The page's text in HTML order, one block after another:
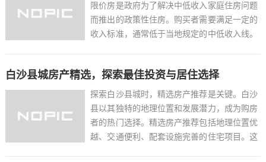
限价房是政府为了解决中低收入家庭住房问题
而推出的政策性住房。购买者需要满足一定的
收入标准，通常低于当地规定的中低收入线。
积低于当地规定的标准。购买者需承诺在一定
年限内不得转让限价房...
白沙县城房产精选，探索最佳投资与居住选择
探索白沙县城时，精选房产推荐是关键。白沙
县以其独特的地理位置和发展潜力，成为购房
者的热门选择。精选房产推荐包括地理位置优
越、交通便利、配套设施完善的住宅项目。这